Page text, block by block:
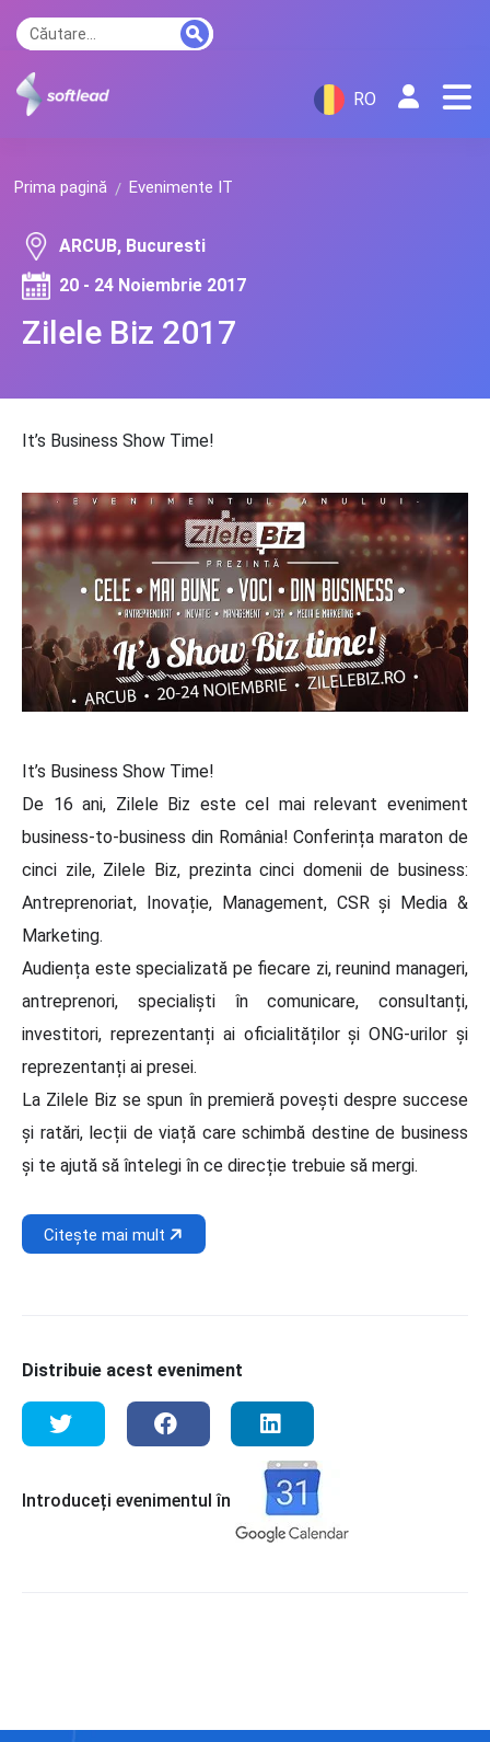
RO
Prima pagină Evenimente IT
Zilele Biz 2017
ARCUB, Bucuresti
20 - 24 Noiembrie 2017
It’s Business Show Time!
It’s Business Show Time!
De 16 ani, Zilele Biz este cel mai relevant eveniment
business-to-business din România! Conferința maraton de
cinci zile, Zilele Biz, prezinta cinci domenii de business:
Antreprenoriat, Inovație, Management, CSR și Media &
Marketing.
Audiența este specializată pe fiecare zi, reunind manageri,
antreprenori, specialiști în comunicare, consultanți,
investitori, reprezentanți ai oficialităților și ONG-urilor și
reprezentanți ai presei.
La Zilele Biz se spun în premieră povești despre succese
și ratări, lecții de viață care schimbă destine de business
și te ajută să întelegi în ce direcție trebuie să mergi.
Citește mai mult
Distribuie acest eveniment
Introduceți evenimentul în